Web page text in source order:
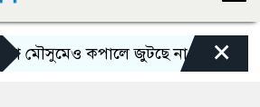
কপালে জুটছে না ইলিশ, দাম বেশ
×